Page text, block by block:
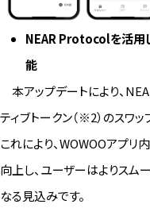
NEAR Protocolを活用
能
本アップデートにより、
ティブトークン（※2）のスワ
これにより、WOWOOアプ
向上し、ユーザーはよりスム
なる見込みです。